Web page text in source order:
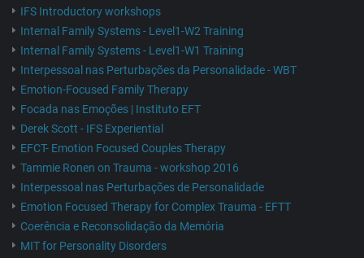
IFS Introductory workshops
Internal Family Systems - Level1-W2 Training
Internal Family Systems - Level1-W1 Training
Interpessoal nas Perturbações da Personalidade - WBT
Emotion-Focused Family Therapy
Focada nas Emoções | Instituto EFT
Derek Scott - IFS Experiential
EFCT- Emotion Focused Couples Therapy
Tammie Ronen on Trauma - workshop 2016
Interpessoal nas Perturbações de Personalidade
Emotion Focused Therapy for Complex Trauma - EFTT
Coerência e Reconsolidação da Memória
MIT for Personality Disorders